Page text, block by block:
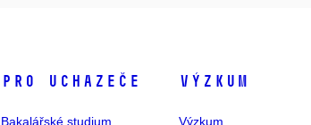
Pro uchazeče
Bakalářské studium
Výzkum
Výzkum